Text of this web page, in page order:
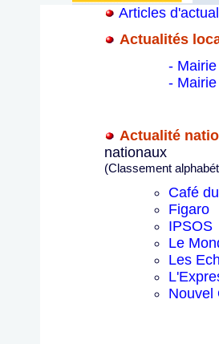
Articles
Actualités
-
-
Actualité
nationaux
(Classement
Café
Figaro
IPSOS
Le
Les
Nouvel